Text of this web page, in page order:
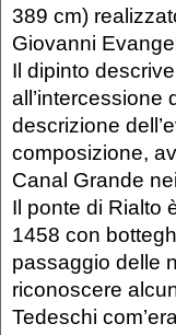
389 cm)
Giovanni
Il dipinto
all’intercessione
descrizione
composizione,
Canal Grande
Il ponte di Rialto
1458 con
passaggio delle
riconoscere
Tedeschi